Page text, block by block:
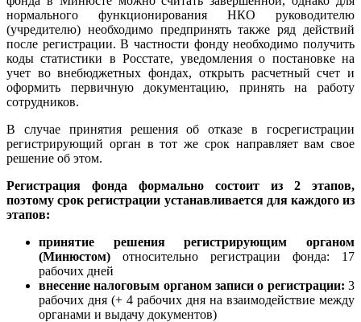
нормального функционирования НКО руководителю
(учредителю) необходимо предпринять также ряд действий
после регистрации.В частности фонду необходимо получить
коды статистики в Росстате, уведомления о постановке на
учет во внебюджетных фондах, открыть расчетный счет и
оформить первичную документацию, принять на работу
сотрудников.
В случае принятия решения об отказе в госрегистрации
регистрирующий орган в тот же срок направляет вам свое
решение об этом.
Регистрация фонда формально состоит из 2 этапов,
поэтому срок регистрации устанавливается для каждого из
этапов:
принятие решения регистрирующим органом
(Минюстом) относительно регистрации фонда: 17
рабочих дней
внесение налоговым органом записи о регистрации: 3
рабочих дня (+ 4 рабочих дня на взаимодействие между
органами и выдачу документов)